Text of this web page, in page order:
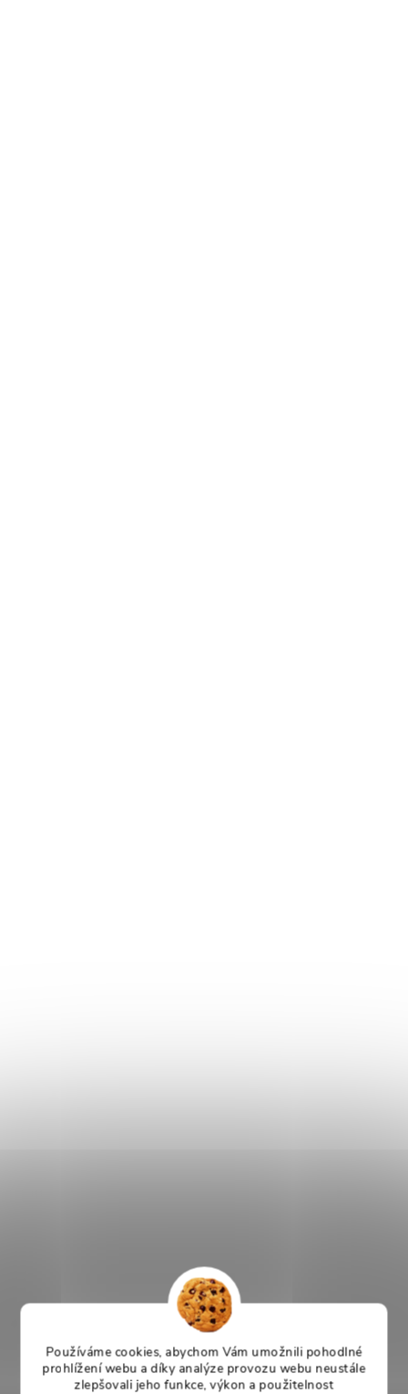
Používáme cookies, abychom Vám umožnili pohodlné
prohlížení webu a díky analýze provozu webu neustále
zlepšovali jeho funkce, výkon a použitelnost